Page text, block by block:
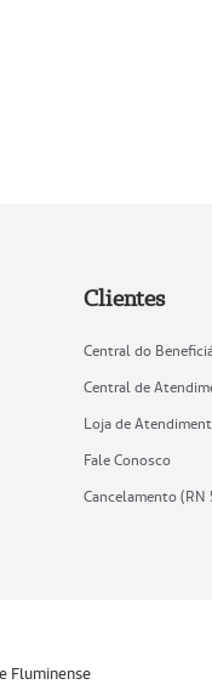
Clientes
Central do
Central de
Loja de
Fale Conosco
Cancelamento (RN
Fluminense